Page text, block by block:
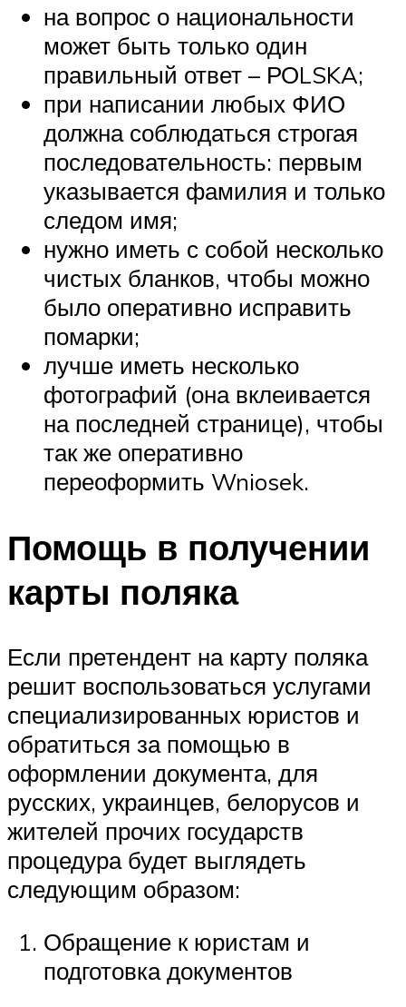
на вопрос о национальности
может быть только один
правильный ответ – РОLSKA;
при написании любых ФИО
должна соблюдаться строгая
последовательность: первым
указывается фамилия и только
следом имя;
нужно иметь с собой несколько
чистых бланков, чтобы можно
было оперативно исправить
помарки;
лучше иметь несколько
фотографий (она вклеивается
на последней странице), чтобы
так же оперативно
переоформить Wniosek.
Помощь в получении
карты поляка
Если претендент на карту поляка
решит воспользоваться услугами
специализированных юристов и
обратиться за помощью в
оформлении документа, для
русских, украинцев, белорусов и
жителей прочих государств
процедура будет выглядеть
следующим образом:
Обращение к юристам и
подготовка документов